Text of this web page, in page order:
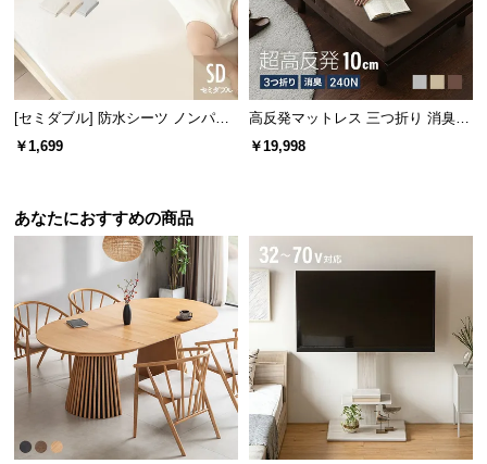
[セミダブル] 防水シーツ ノンパイ
ル
￥1,699
高反発マットレス 三つ折り 消臭
高密度ハード 厚さ10cm K
￥19,998
あなたにおすすめの商品